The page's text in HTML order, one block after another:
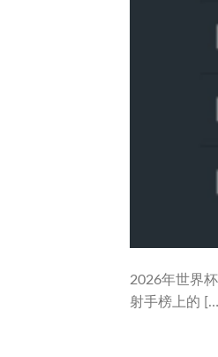
2026年世界
射手榜上的 […]